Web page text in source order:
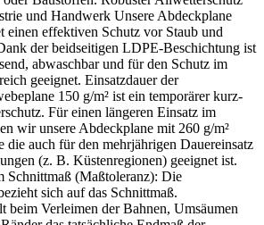
und Handwerk Unsere Abdeckplane
einen effektiven Schutz vor Staub und
der beidseitigen LDPE-Beschichtung ist
abwaschbar und für den Schutz im
geeignet. Einsatzdauer der
150 g/m² ist ein temporärer kurz-
Für einen längeren Einsatz im
wir unsere Abdeckplane mit 260 g/m²
die auch für den mehrjährigen Dauereinsatz
(z. B. Küstenregionen) geeignet ist.
Schnittmaß (Maßtoleranz): Die
sich auf das Schnittmaß.
beim Verleimen der Bahnen, Umsäumen